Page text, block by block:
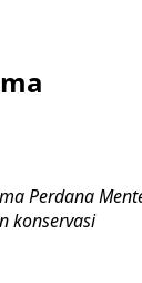
Perdana
konservasi